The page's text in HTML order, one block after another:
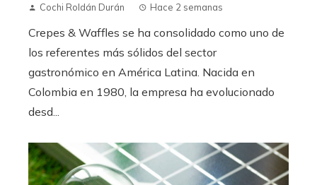
Cochi Roldán Durán Hace 2 semanas
Crepes & Waffles se ha consolidado como uno de
los referentes más sólidos del sector
gastronómico en América Latina. Nacida en
Colombia en 1980, la empresa ha evolucionado
desd...